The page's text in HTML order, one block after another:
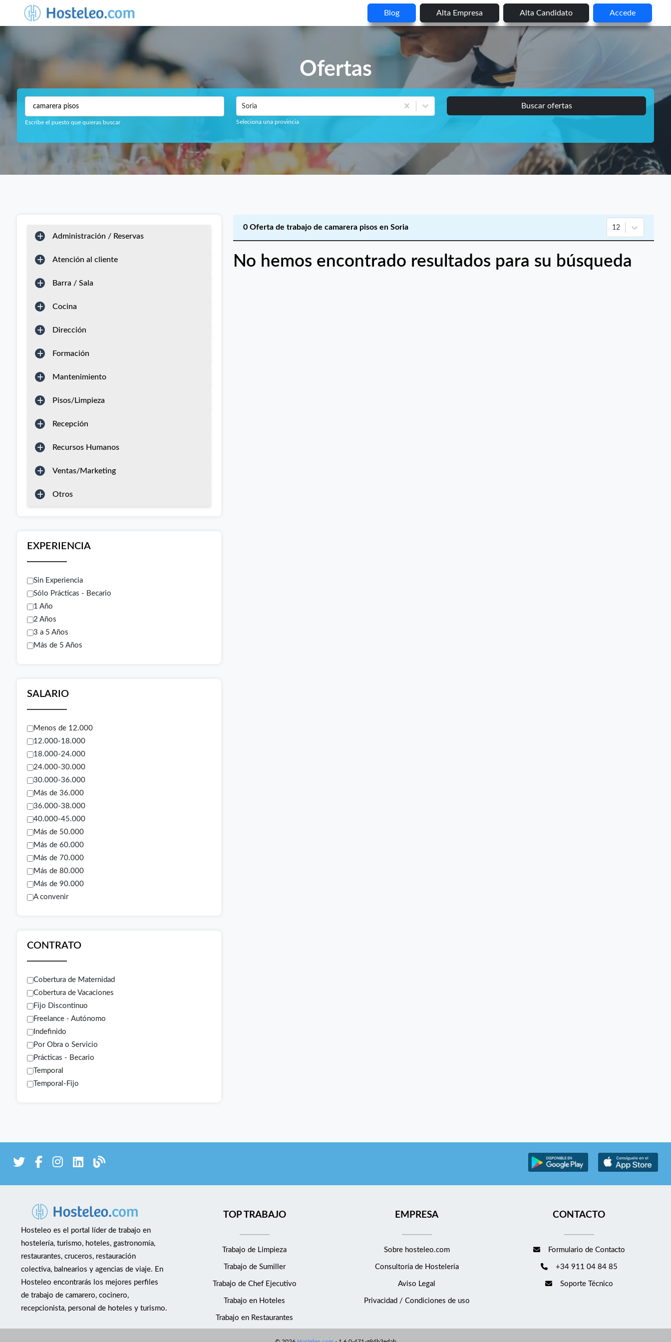
Blog Alta Empresa Alta Candidato Accede
Ofertas
Escribe el puesto que quieras buscar
Soria
Seleciona una provincia
Buscar ofertas
Administración / Reservas
Atención al cliente
Barra / Sala
Cocina
Dirección
Formación
Mantenimiento
Pisos/Limpieza
Recepción
Recursos Humanos
Ventas/Marketing
Otros
EXPERIENCIA
Sin Experiencia
Sólo Prácticas - Becario
1 Año
2 Años
3 a 5 Años
Más de 5 Años
SALARIO
Menos de 12.000
12.000-18.000
18.000-24.000
24.000-30.000
30.000-36.000
Más de 36.000
36.000-38.000
40.000-45.000
Más de 50.000
Más de 60.000
Más de 70.000
Más de 80.000
Más de 90.000
A convenir
CONTRATO
Cobertura de Maternidad
Cobertura de Vacaciones
Fijo Discontinuo
Freelance - Autónomo
Indefinido
Por Obra o Servicio
Prácticas - Becario
Temporal
Temporal-Fijo
0 Oferta de trabajo de camarera pisos en Soria 12
No hemos encontrado resultados para su búsqueda
Hosteleo es el portal líder de trabajo en
hostelería, turismo, hoteles, gastronomía,
restaurantes, cruceros, restauración
colectiva, balnearios y agencias de viaje. En
Hosteleo encontrarás los mejores perfiles
de trabajo de camarero, cocinero,
recepcionista, personal de hoteles y turismo.
TOP TRABAJO
Trabajo de Limpieza
Trabajo de Sumiller
Trabajo de Chef Ejecutivo
Trabajo en Hoteles
Trabajo en Restaurantes
EMPRESA
Sobre hosteleo.com
Consultoría de Hostelería
Aviso Legal
Privacidad / Condiciones de uso
CONTACTO
Formulario de Contacto
+34 911 04 84 85
Soporte Técnico